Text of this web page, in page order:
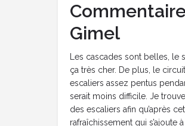
Gimel
Les cascades sont belles, le
ça très cher. De plus, le
escaliers assez pentus
serait moins difficile. Je
des escaliers afin qu’après
rafraîchissement qui